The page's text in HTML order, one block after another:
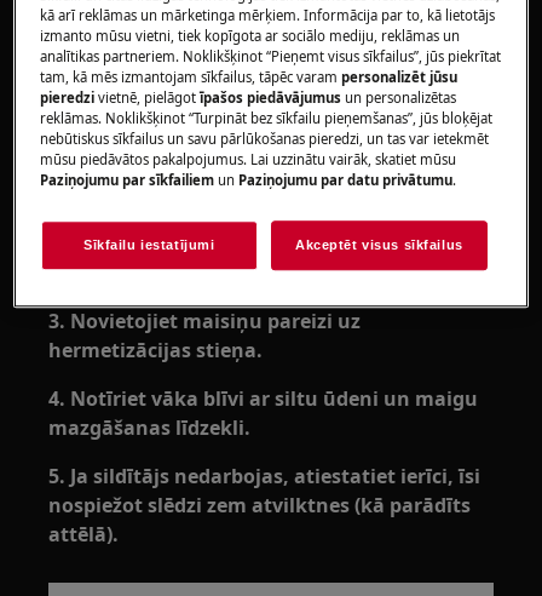
Risinājums:
1. Pirms pārtikas ievietošanas izvelciet maisa
malu.
Pēc uzpildīšanas maisiņa malu nolokiet atpakaļ,
lai maisa malas būtu tīras.
2. Mainiet blīvēšanas laiku un vakuuma
līmeni saskaņā ar lietotāja rokasgrāmatu
3. Novietojiet maisiņu pareizi uz
hermetizācijas stieņa.
4. Notīriet vāka blīvi ar siltu ūdeni un maigu
mazgāšanas līdzekli.
5. Ja sildītājs nedarbojas, atiestatiet ierīci, īsi
nospiežot slēdzi zem atvilktnes (kā parādīts
attēlā).
kā arī reklāmas un mārketinga mērķiem. Informācija par to, kā lietotājs
izmanto mūsu vietni, tiek kopīgota ar sociālo mediju, reklāmas un
analītikas partneriem. Noklikšķinot “Pieņemt visus sīkfailus”, jūs piekrītat
tam, kā mēs izmantojam sīkfailus, tāpēc varampersonalizēt jūsu
pieredzivietnē, pielāgotīpašos piedāvājumus un personalizētas
reklāmas. Noklikšķinot “Turpināt bez sīkfailu pieņemšanas”, jūs bloķējat
nebūtiskus sīkfailus un savu pārlūkošanas pieredzi, un tas var ietekmēt
mūsu piedāvātos pakalpojumus. Lai uzzinātu vairāk, skatiet mūsu
Paziņojumu par sīkfailiem un Paziņojumu par datu privātumu.
Sīkfailu iestatījumi Akceptēt visus sīkfailus